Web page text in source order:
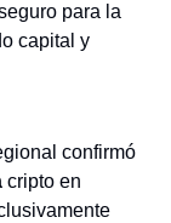
para la
capital y
confirmó
cripto en